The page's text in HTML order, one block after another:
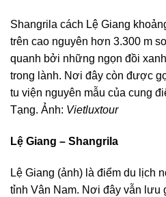
Shangrila cách Lệ Giang
trên cao nguyên hơn 3.300 m
quanh bởi những ngọn đồi
trong lành. Nơi đây còn được
tu viện nguyên mẫu của cung
Tạng. Ảnh: Vietluxtour
Lệ Giang – Shangrila
Lệ Giang (ảnh) là điểm du lịch
tỉnh Vân Nam. Nơi đây vẫn lưu